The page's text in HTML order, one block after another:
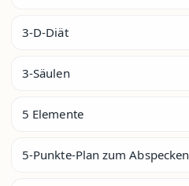
3-D-Diät
3-Säulen
5 Elemente
5-Punkte-Plan zum Abspecken